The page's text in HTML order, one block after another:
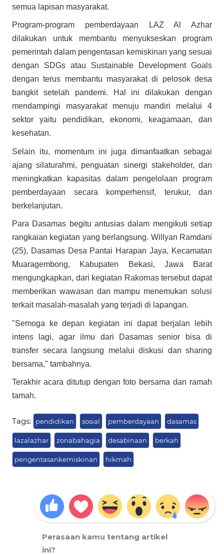
semua lapisan masyarakat.
Program-program pemberdayaan LAZ Al Azhar
dilakukan untuk membantu menyukseskan program
pemerintah dalam pengentasan kemiskinan yang sesuai
dengan SDGs atau Sustainable Development Goals
dengan terus membantu masyarakat di pelosok desa
bangkit setelah pandemi. Hal ini dilakukan dengan
mendampingi masyarakat menuju mandiri melalui 4
sektor yaitu pendidikan, ekonomi, keagamaan, dan
kesehatan.
Selain itu, momentum ini juga dimanfaatkan sebagai
ajang silaturahmi, penguatan sinergi stakeholder, dan
meningkatkan kapasitas dalam pengelolaan program
pemberdayaan secara komperhensif, terukur, dan
berkelanjutan.
Para Dasamas begitu antusias dalam mengikuti setiap
rangkaian kegiatan yang berlangsung. Willyan Ramdani
(25), Dasamas Desa Pantai Harapan Jaya, Kecamatan
Muaragembong, Kabupaten Bekasi, Jawa Barat
mengungkapkan, dari kegiatan Rakornas tersebut dapat
memberikan wawasan dan mampu menemukan solusi
terkait masalah-masalah yang terjadi di lapangan.
"Semoga ke depan kegiatan ini dapat berjalan lebih
intens lagi, agar ilmu dari Dasamas senior bisa di
transfer secara langsung melalui diskusi dan sharing
bersama," tambahnya.
Terakhir acara ditutup dengan foto bersama dan ramah
tamah.
Tags: pendidikan sosial pemberdayaan dasamas
lazalazhar zonabahagia desabinaan berkah
pengentasankemiskinan hikmah
Perasaan kamu tentang artikel
ini?